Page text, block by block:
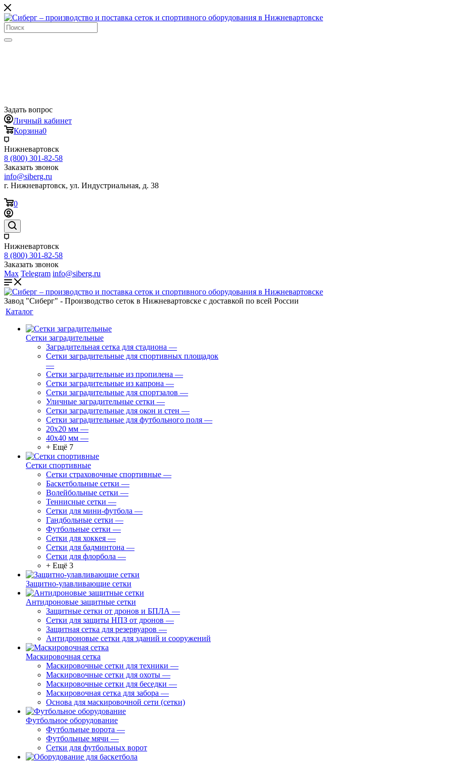
Задать вопрос
Личный кабинет
Корзина0
Нижневартовск
8 (800) 301-82-58
Заказать звонок
info@siberg.ru
г. Нижневартовск, ул. Индустриальная, д. 38
0
Нижневартовск
8 (800) 301-82-58
Заказать звонок
Max Telegram info@siberg.ru
Завод "Сиберг" - Производство сеток в Нижневартовске с доставкой по всей России
Каталог
Сетки заградительные
Заградительная сетка для стадиона —
Сетки заградительные для спортивных площадок
—
Сетки заградительные из пропилена —
Сетки заградительные из капрона —
Сетки заградительные для спортзалов —
Уличные заградительные сетки —
Сетки заградительные для окон и стен —
Сетки заградительные для футбольного поля —
20х20 мм —
40х40 мм —
+ Ещё 7
Сетки спортивные
Сетки страховочные спортивные —
Баскетбольные сетки —
Волейбольные сетки —
Теннисные сетки —
Сетки для мини-футбола —
Гандбольные сетки —
Футбольные сетки —
Сетки для хоккея —
Сетки для бадминтона —
Сетки для флорбола —
+ Ещё 3
Защитно-улавливающие сетки
Антидроновые защитные сетки
Защитные сетки от дронов и БПЛА —
Сетки для защиты НПЗ от дронов —
Защитная сетка для резервуаров —
Антидроновые сетки для зданий и сооружений
Маскировочная сетка
Маскировочные сетки для техники —
Маскировочные сетки для охоты —
Маскировочные сетки для беседки —
Маскировочная сетка для забора —
Основа для маскировочной сети (сетки)
Футбольное оборудование
Футбольные ворота —
Футбольные мячи —
Сетки для футбольных ворот